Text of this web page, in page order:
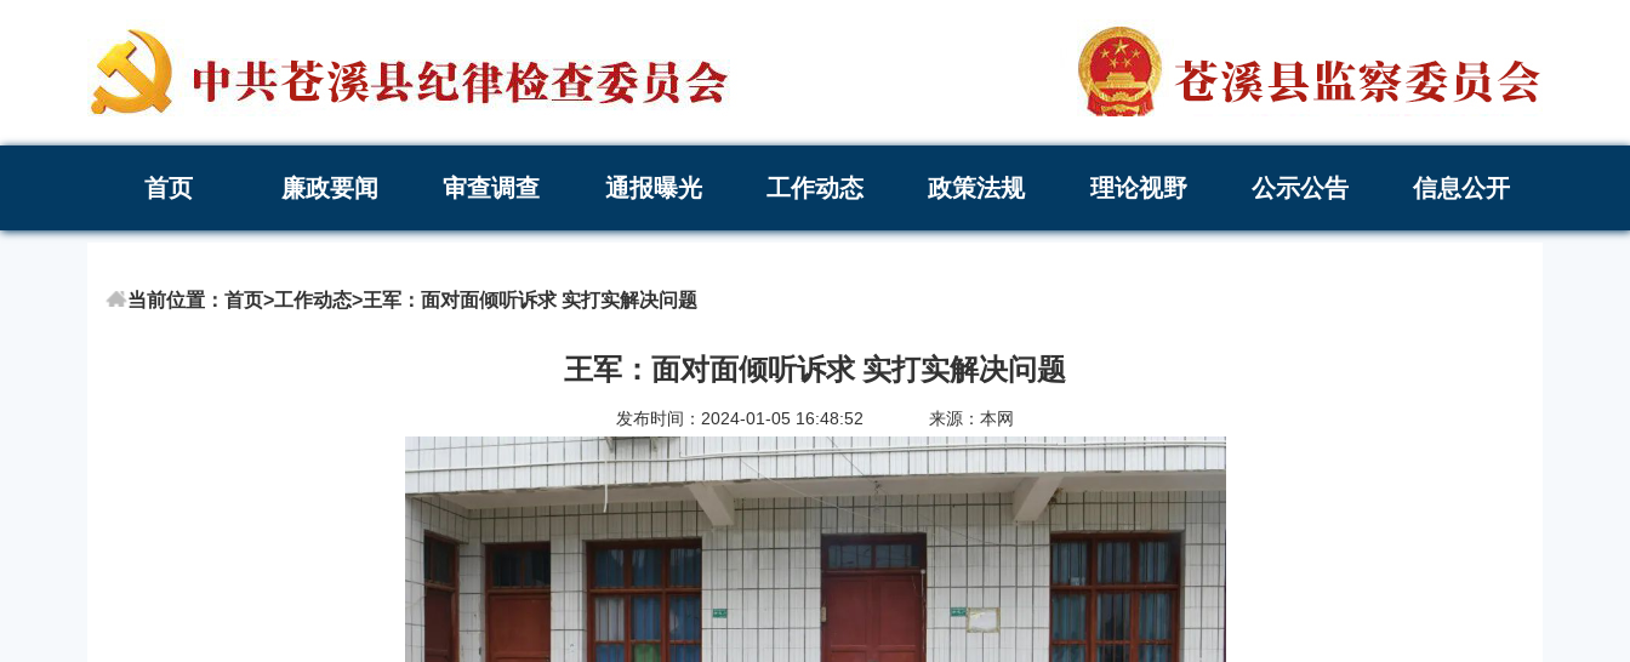
首页 廉政要闻 审查调查 通报曝光 工作动态 政策法规 理论视野 公示公告 信息公开
当前位置： 首页>工作动态>王军：面对面倾听诉求 实打实解决问题
王军：面对面倾听诉求 实打实解决问题
发布时间：2024-01-05 16:48:52 来源：本网